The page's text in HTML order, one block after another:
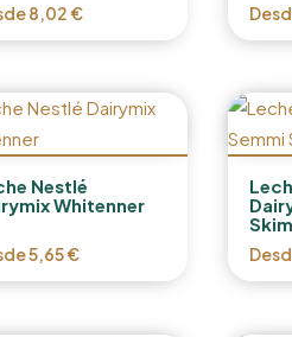
8,02€
Nestlé
Whitenner
5,65€